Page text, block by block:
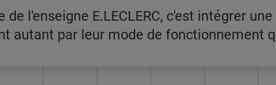
de l'enseigne E.LECLERC, c'est intégrer
autant par leur mode de fonctionnement